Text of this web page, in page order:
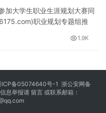
加大学生职业生涯规划大赛同
职业规划专题组推
1.9K
ICP备05074640号-1 浙公安网备
息举报请 留言或联系邮箱：